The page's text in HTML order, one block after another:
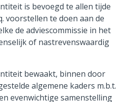
is bevoegd te allen tijde
voorstellen te doen aan de
de adviescommissie in het
of nastrevenswaardig
bewaakt, binnen door
algemene kaders m.b.t.
evenwichtige samenstelling